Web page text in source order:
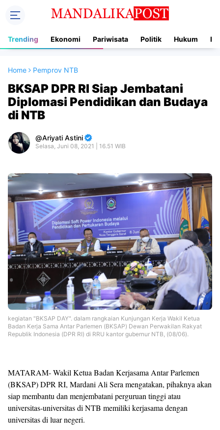
Trending Ekonomi Pariwisata Politik Hukum
Home Pemprov NTB
BKSAP DPR RI Siap Jembatani
Diplomasi Pendidikan dan Budaya
di NTB
Ariyati Astini
Selasa, Juni 08, 2021 | 16.51 WIB
kegiatan "BKSAP DAY". dalam rangkaian Kunjungan Kerja Wakil Ketua
Badan Kerja Sama Antar Parlemen (BKSAP) Dewan Perwakilan Rakyat
Republik Indonesia (DPR RI) di RRU kantor gubernur NTB, (08/06).
MATARAM- Wakil Ketua Badan Kerjasama Antar Parlemen
(BKSAP) DPR RI, Mardani Ali Sera mengatakan, pihaknya akan
siap membantu dan menjembatani perguruan tinggi atau
universitas-universitas di NTB memiliki kerjasama dengan
universitas di luar negeri.